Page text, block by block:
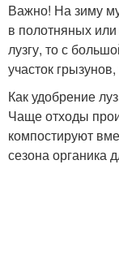
Важно! На зиму
в полотняных
лузгу, то с
участок
Как удобрение
Чаще отходы
компостируют
сезона органика